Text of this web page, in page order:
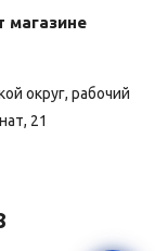
магазине
округ, рабочий
21